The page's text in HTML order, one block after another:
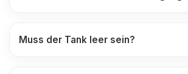
Muss der Tank leer sein?